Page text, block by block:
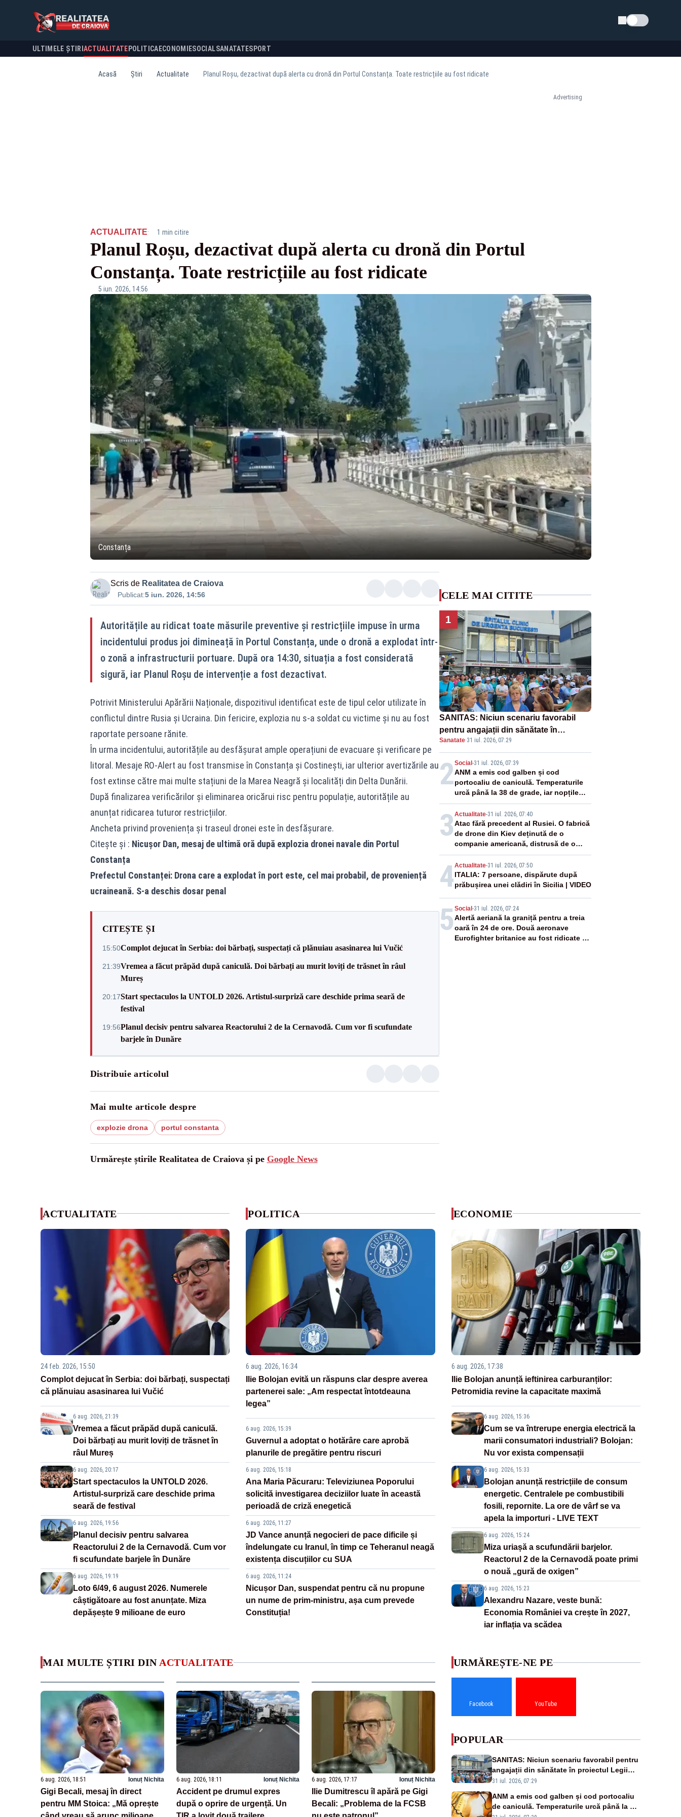
Schimba tema
ULTIMELE ȘTIRI ACTUALITATE POLITICA ECONOMIESOCIALSANATATESPORT
Acasă Știri Actualitate Planul Roșu, dezactivat după alerta cu dronă din Portul Constanța. Toate restricțiile au fost ridicate
Advertising
ACTUALITATE· 1 min citire
Planul Roșu, dezactivat după alerta cu dronă din Portul
Constanța. Toate restricțiile au fost ridicate
5 iun. 2026, 14:56
Constanța
Scris de Realitatea de Craiova
Publicat:5 iun. 2026, 14:56
Autoritățile au ridicat toate măsurile preventive și restricțiile impuse în urma
incidentului produs joi dimineață în Portul Constanța, unde o dronă a explodat într-
o zonă a infrastructurii portuare. După ora 14:30, situația a fost considerată
sigură, iar Planul Roșu de intervenție a fost dezactivat.
Potrivit Ministerului Apărării Naționale, dispozitivul identificat este de tipul celor utilizate în
conflictul dintre Rusia și Ucraina. Din fericire, explozia nu s-a soldat cu victime și nu au fost
raportate persoane rănite.
În urma incidentului, autoritățile au desfășurat ample operațiuni de evacuare și verificare pe
litoral. Mesaje RO-Alert au fost transmise în Constanța și Costinești, iar ulterior avertizările au
fost extinse către mai multe stațiuni de la Marea Neagră și localități din Delta Dunării.
După finalizarea verificărilor și eliminarea oricărui risc pentru populație, autoritățile au
anunțat ridicarea tuturor restricțiilor.
Ancheta privind proveniența și traseul dronei este în desfășurare.
Citește și : Nicușor Dan, mesaj de ultimă oră după explozia dronei navale din Portul
Constanța
Prefectul Constanței: Drona care a explodat în port este, cel mai probabil, de proveniență
ucraineană. S-a deschis dosar penal
CITEȘTE ȘI
15:50Complot dejucat în Serbia: doi bărbați, suspectați că plănuiau asasinarea lui Vučić
21:39Vremea a făcut prăpăd după caniculă. Doi bărbați au murit loviți de trăsnet în râul
Mureș
20:17Start spectaculos la UNTOLD 2026. Artistul-surpriză care deschide prima seară de
festival
19:56Planul decisiv pentru salvarea Reactorului 2 de la Cernavodă. Cum vor fi scufundate
barjele în Dunăre
Distribuie articolul
Mai multe articole despre
explozie drona portul constanta
Urmărește știrile Realitatea de Craiova și pe Google News
CELE MAI CITITE
1
SANITAS: Niciun scenariu favorabil
pentru angajații din sănătate în
proiectul Legii salarizării
Sanatate·31 iul. 2026, 07:29
2Social -31 iul. 2026, 07:39
ANM a emis cod galben și cod
portocaliu de caniculă. Temperaturile
urcă până la 38 de grade, iar nopțile
devin tropicale
3 Actualitate-31 iul. 2026, 07:40
Atac fără precedent al Rusiei. O fabrică
de drone din Kiev deținută de o
companie americană, distrusă de o
rachetă rusească
4Actualitate-31 iul. 2026, 07:50
ITALIA: 7 persoane, dispărute după
prăbușirea unei clădiri în Sicilia | VIDEO
5 Social -31 iul. 2026, 07:24
Alertă aeriană la graniță pentru a treia
oară în 24 de ore. Două aeronave
Eurofighter britanice au fost ridicate de
ACTUALITATE
24 feb. 2026, 15:50
Complot dejucat în Serbia: doi bărbați, suspectați
că plănuiau asasinarea lui Vučić
6 aug. 2026, 21:39
Vremea a făcut prăpăd după caniculă.
Doi bărbați au murit loviți de trăsnet în
râul Mureș
6 aug. 2026, 20:17
Start spectaculos la UNTOLD 2026.
Artistul-surpriză care deschide prima
seară de festival
6 aug. 2026, 19:56
Planul decisiv pentru salvarea
Reactorului 2 de la Cernavodă. Cum vor
fi scufundate barjele în Dunăre
6 aug. 2026, 19:19
Loto 6/49, 6 august 2026. Numerele
câștigătoare au fost anunțate. Miza
depășește 9 milioane de euro
POLITICA
6 aug. 2026, 16:34
Ilie Bolojan evită un răspuns clar despre averea
partenerei sale: „Am respectat întotdeauna
legea”
6 aug. 2026, 15:39
Guvernul a adoptat o hotărâre care aprobă
planurile de pregătire pentru riscuri
6 aug. 2026, 15:18
Ana Maria Păcuraru: Televiziunea Poporului
solicită investigarea deciziilor luate în această
perioadă de criză enegetică
6 aug. 2026, 11:27
JD Vance anunță negocieri de pace dificile și
îndelungate cu Iranul, în timp ce Teheranul neagă
existența discuțiilor cu SUA
6 aug. 2026, 11:24
Nicușor Dan, suspendat pentru că nu propune
un nume de prim-ministru, așa cum prevede
Constituția!
ECONOMIE
6 aug. 2026, 17:38
Ilie Bolojan anunță ieftinirea carburanților:
Petromidia revine la capacitate maximă
6 aug. 2026, 15:36
Cum se va întrerupe energia electrică la
marii consumatori industriali? Bolojan:
Nu vor exista compensații
6 aug. 2026, 15:33
Bolojan anunță restricțiile de consum
energetic. Centralele pe combustibili
fosili, repornite. La ore de vârf se va
apela la importuri - LIVE TEXT
6 aug. 2026, 15:24
Miza uriașă a scufundării barjelor.
Reactorul 2 de la Cernavodă poate primi
o nouă „gură de oxigen”
6 aug. 2026, 15:23
Alexandru Nazare, veste bună:
Economia României va crește în 2027,
iar inflația va scădea
MAI MULTE ȘTIRI DIN ACTUALITATE
6 aug. 2026, 18:51 Ionuț Nichita
Gigi Becali, mesaj în direct
pentru MM Stoica: „Mă oprește
6 aug. 2026, 18:11 Ionuț Nichita
Accident pe drumul expres
după o oprire de urgență. Un
6 aug. 2026, 17:17 Ionuț Nichita
Ilie Dumitrescu îl apără pe Gigi
Becali: „Problema de la FCSB
URMĂREȘTE-NE PE
Facebook YouTube
POPULAR
SANITAS: Niciun scenariu favorabil pentru
angajații din sănătate în proiectul Legii
salarizării
31 iul. 2026, 07:29
ANM a emis cod galben și cod portocaliu
de caniculă. Temperaturile urcă până la 38